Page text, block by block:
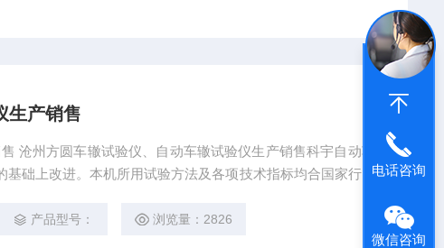
生产销售
动车
基础上改进。本机所用试验方法及各项技术指标均合国家行业
、水温及试模内部温度；自动控制自动采集，配品牌机、打
产品型号： 浏览量：2826
电话咨询
微信咨询